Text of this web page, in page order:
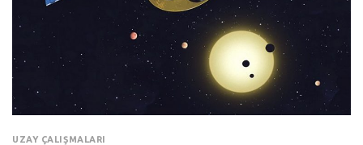
UZAY ÇALIŞMALARI